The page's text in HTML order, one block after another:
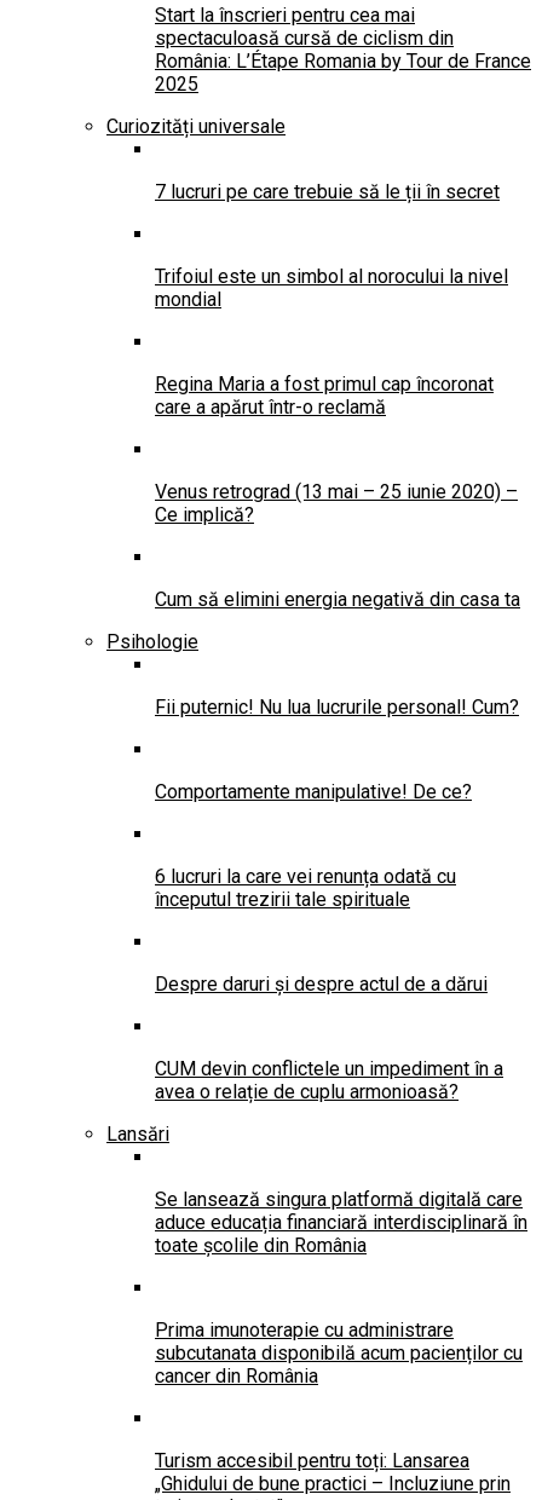
Start la înscrieri pentru cea mai
spectaculoasă cursă de ciclism din
România: L’Étape Romania by Tour de France
2025
Curiozități universale
7 lucruri pe care trebuie să le ții în secret
Trifoiul este un simbol al norocului la nivel
mondial
Regina Maria a fost primul cap încoronat
care a apărut într-o reclamă
Venus retrograd (13 mai – 25 iunie 2020) –
Ce implică?
Cum să elimini energia negativă din casa ta
Psihologie
Fii puternic! Nu lua lucrurile personal! Cum?
Comportamente manipulative! De ce?
6 lucruri la care vei renunța odată cu
începutul trezirii tale spirituale
Despre daruri și despre actul de a dărui
CUM devin conflictele un impediment în a
avea o relație de cuplu armonioasă?
Lansări
Se lansează singura platformă digitală care
aduce educația financiară interdisciplinară în
toate școlile din România
Prima imunoterapie cu administrare
subcutanata disponibilă acum pacienților cu
cancer din România
Turism accesibil pentru toți: Lansarea
„Ghidului de bune practici – Incluziune prin